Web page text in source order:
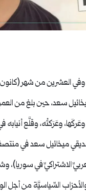
وفي العشرين من شهر
سعد، حين بلغ من
وعَرَكتْه، وقلَّع أنيابه
ميخائيل سعد في
الاشتراكيِّ في سوريا)،
السِّياسيَّة من أجل